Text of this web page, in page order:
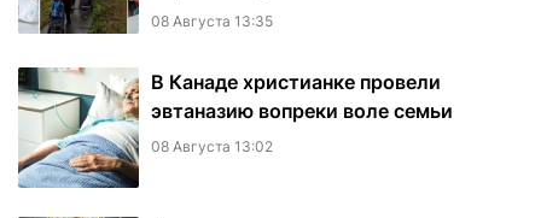
08 Августа 13:35
В Канаде христианке провели
эвтаназию вопреки воле семьи
08 Августа 13:02